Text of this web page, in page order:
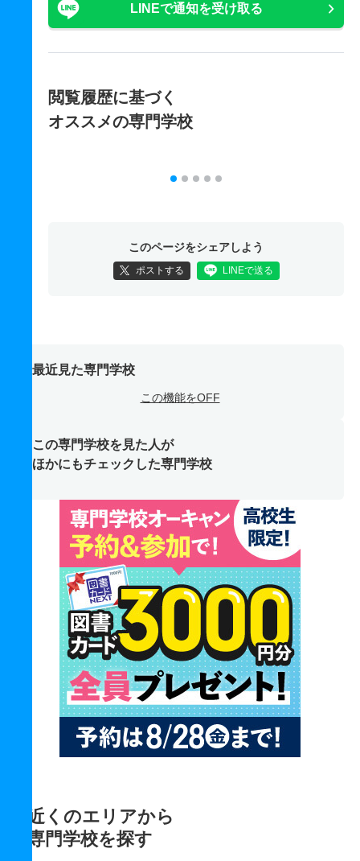
LINEで通知を受け取る
閲覧履歴に基づく
オススメの専門学校
このページをシェアしよう
ポストする LINEで送る
最近見た専門学校
この機能をOFF
この専門学校を見た人が
ほかにもチェックした専門学校
近くのエリアから
専門学校を探す